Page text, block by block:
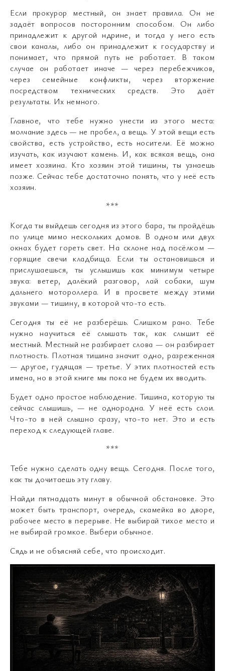
Если прокурор местный, он знает правила. Он не
задаёт вопросов посторонним способом. Он либо
принадлежит к другой ндрине, и тогда у него есть
свои каналы, либо он принадлежит к государству и
понимает, что прямой путь не работает. В таком
случае он работает иначе — через перебежчиков,
через семейные конфликты, через вторжение
посредством технических средств. Это даёт
результаты. Их немного.
Главное, что тебе нужно унести из этого места:
молчание здесь — не пробел, а вещь. У этой вещи есть
свойства, есть устройство, есть носители. Её можно
изучать, как изучают камень. И, как всякая вещь, она
имеет хозяина. Кто хозяин этой тишины, ты узнаешь
позже. Сейчас тебе достаточно понять, что у неё есть
хозяин.
***
Когда ты выйдешь сегодня из этого бара, ты пройдёшь
по улице мимо нескольких домов. В одном или двух
окнах будет гореть свет. На склоне над посёлком —
горящие свечи кладбища. Если ты остановишься и
прислушаешься, ты услышишь как минимум четыре
звука: ветер, далёкий разговор, лай собаки, шум
дальнего мотороллера. И в просвете между этими
звуками — тишину, в которой что-то есть.
Сегодня ты её не разберёшь. Слишком рано. Тебе
нужно научиться её слышать так, как слышит её
местный. Местный не разбирает слова — он разбирает
плотность. Плотная тишина значит одно, разреженная
— другое, гудящая — третье. У этих плотностей есть
имена, но в этой книге мы пока не будем их вводить.
Будет одно простое наблюдение. Тишина, которую ты
сейчас слышишь, — не однородна. У неё есть слои.
Что-то в ней слышно сразу, что-то нет. Это и есть
переход к следующей главе.
***
Тебе нужно сделать одну вещь. Сегодня. После того,
как ты дочитаешь эту главу.
Найди пятнадцать минут в обычной обстановке. Это
может быть транспорт, очередь, скамейка во дворе,
рабочее место в перерыве. Не выбирай тихое место и
не выбирай громкое. Выбери обычное.
Сядь и не объясняй себе, что происходит.